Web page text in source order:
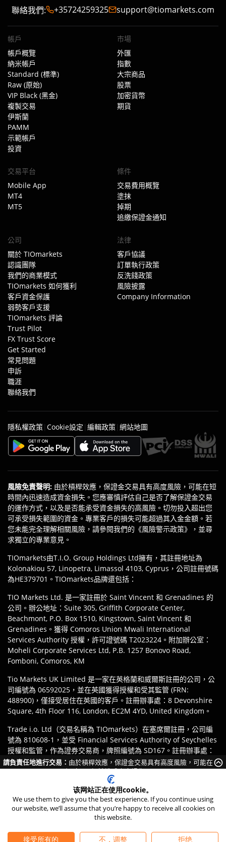
聯絡我們: +35724259325 support@tiomarkets.com
帳戶
帳戶概覽
納米帳戶
Standard (標準)
Raw (原始)
VIP Black (黑金)
複製交易
伊斯蘭
PAMM
示範帳戶
投資
市場
外匯
指數
大宗商品
股票
加密貨幣
期貨
交易平台
Mobile App
MT4
MT5
條件
交易費用概覽
塗抹
掉期
追繳保證金通知
公司
關於 TIOmarkets
認識團隊
我們的商業模式
TIOmarkets 如何獲利
客戶資金保護
弱勢客戶支援
TIOmarkets 評論
Trust Pilot
FX Trust Score
Get Started
常見問題
申訴
職涯
聯絡我們
法律
客戶協議
訂單執行政策
反洗錢政策
風險披露
Company Information
隱私權政策| Cookie設定 | 編輯政策| 網站地圖
風險免責聲明: 由於槓桿效應，保證金交易具有高度風險，可能在短
時間內迅速造成資金損失。您應審慎評估自己是否了解保證金交易
的運作方式，以及是否能承受資金損失的高風險。切勿投入超出您
可承受損失範圍的資金。專業客戶的損失可能超過其入金金額。若
您未能完全理解相關風險，請參閱我們的《風險警示政策》，並尋
求獨立的專業意見。
TIOmarkets由T.I.O. Group Holdings Ltd擁有，其註冊地址為
Kolonakiou 57, Linopetra, Limassol 4103, Cyprus，公司註冊號碼
為HE379701。TIOmarkets品牌還包括：
TIO Markets Ltd. 是一家註冊於 Saint Vincent 和 Grenadines 的
公司。辦公地址：Suite 305, Griffith Corporate Center,
Beachmont, P.O. Box 1510, Kingstown, Saint Vincent 和
Grenadines。獲得 Comoros Union Mwali International
Services Authority 授權，許可證號碼 T2023224。附加辦公室：
Moheli Corporate Services Ltd, P.B. 1257 Bonovo Road,
Fomboni, Comoros, KM
Tio Markets UK Limited 是一家在英格蘭和威爾斯註冊的公司，公
司編號為 06592025，並在英國獲得授權和受其監管 (FRN:
488900)，僅接受居住在英國的客戶。註冊辦事處：8 Devonshire
Square, 4th Floor 116, London, EC2M 4YD, United Kingdom。
Trade i.o. Ltd（交易名稱為 TIOmarkets）在塞席爾註冊，公司編
號為 810608-1，並受 Financial Services Authority of Seychelles
授權和監管，作為證券交易商，牌照編號為 SD167。註冊辦事處：
IMAD Complex, Office 12, 3rd floor Île du Port, Mahe
Seychelles.
客戶有責任確保其根據其司法管轄區的法律法規，註冊
TIOmarkets 品牌的適當實體。產品或服務的訪問可能受當地法律限
制，且並非所有產品均在所有司法管轄區可用。
©2026TIO Markets Ltd. 保留所有權利。
請負責任地進行交易： 由於槓桿效應，保證金交易具有高度風險，可能在
短時間內迅速造成資金損失。
该网站正在使用cookie。
We use them to give you the best experience. If you continue using
our website, we’ll assume that you’re happy to receive all cookies on
this website.
接受所有的 不，调整 拒绝